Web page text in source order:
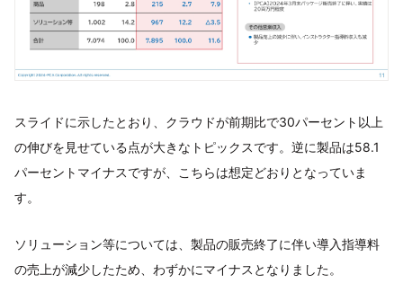
スライドに示したとおり、クラウドが前期比で30パーセント以上
の伸びを見せている点が大きなトピックスです。逆に製品は58.1
パーセントマイナスですが、こちらは想定どおりとなっていま
す。
ソリューション等については、製品の販売終了に伴い導入指導料
の売上が減少したため、わずかにマイナスとなりました。